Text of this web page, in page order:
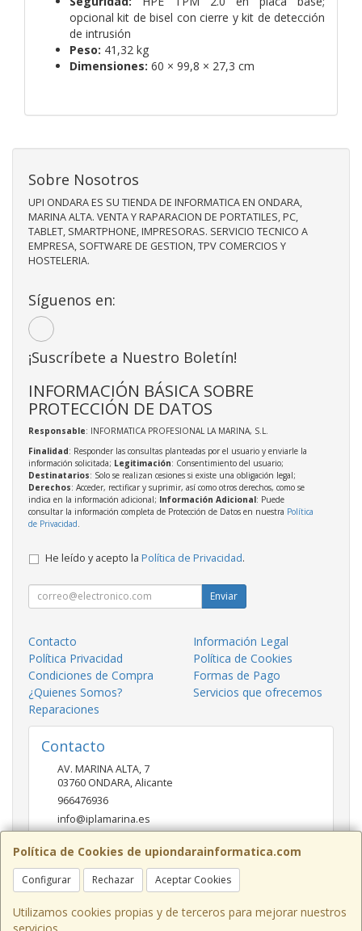
opcional kit de bisel con cierre y kit de detección
de intrusión
Peso: 41,32 kg
Dimensiones: 60 × 99,8 × 27,3 cm
Política de Cookies de upiondarainformatica.com
Configurar Rechazar Aceptar Cookies
Utilizamos cookies propias y de terceros para mejorar nuestros
Sobre Nosotros
UPI ONDARA ES SU TIENDA DE INFORMATICA EN ONDARA,
MARINA ALTA. VENTA Y RAPARACION DE PORTATILES, PC,
TABLET, SMARTPHONE, IMPRESORAS. SERVICIO TECNICO A
EMPRESA, SOFTWARE DE GESTION, TPV COMERCIOS Y
HOSTELERIA.
Síguenos en:
¡Suscríbete a Nuestro Boletín!
INFORMACIÓN BÁSICA SOBRE
PROTECCIÓN DE DATOS
Responsable: INFORMATICA PROFESIONAL LA MARINA, S.L.
Finalidad: Responder las consultas planteadas por el usuario y enviarle la
información solicitada; Legitimación: Consentimiento del usuario;
Destinatarios: Solo se realizan cesiones si existe una obligación legal;
Derechos: Acceder, rectificar y suprimir, así como otros derechos, como se
indica en la información adicional; Información Adicional: Puede
consultar la información completa de Protección de Datos en nuestra Política
de Privacidad
He leído y acepto la Política de Privacidad.
Enviar
Contacto
Información Legal
Política Privacidad
Política de Cookies
Condiciones de Compra
Formas de Pago
¿Quienes Somos?
Servicios que ofrecemos
Reparaciones
Contacto
AV. MARINA ALTA, 7
03760 ONDARA,Alicante
966476936
info@iplamarina.es
Horario
LUNES - VIERNES 9:30h-14:00h 16:30h-20:30h SÁBADOS
10:00h-14:00h